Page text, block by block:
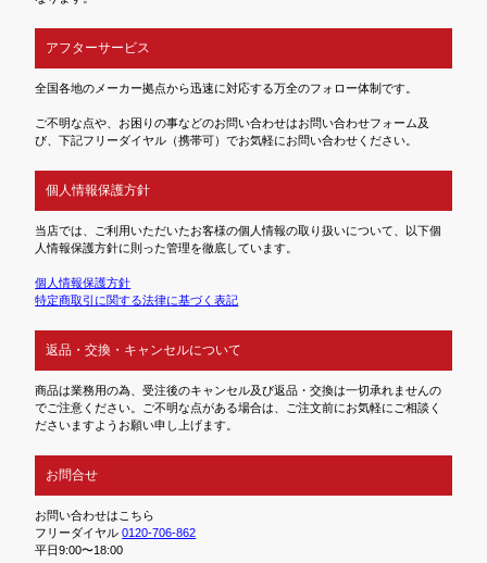
アフターサービス
全国各地のメーカー拠点から迅速に対応する万全のフォロー体制です。
ご不明な点や、お困りの事などのお問い合わせはお問い合わせフォーム及
び、下記フリーダイヤル（携帯可）でお気軽にお問い合わせください。
個人情報保護方針
当店では、ご利用いただいたお客様の個人情報の取り扱いについて、以下個
人情報保護方針に則った管理を徹底しています。
個人情報保護方針
特定商取引に関する法律に基づく表記
返品・交換・キャンセルについて
商品は業務用の為、受注後のキャンセル及び返品・交換は一切承れませんの
でご注意ください。ご不明な点がある場合は、ご注文前にお気軽にご相談く
ださいますようお願い申し上げます。
お問合せ
お問い合わせはこちら
フリーダイヤル0120-706-862
平日9:00〜18:00